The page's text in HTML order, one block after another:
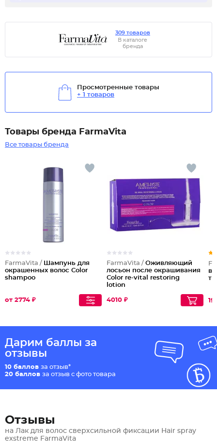
309 товаров
В каталоге
бренда
Просмотренные товары
+ 1 товаров
Товары бренда FarmaVita
Все товары бренда
FarmaVita / Шампунь для
окрашенных волос Color
shampoo
от 2774 ₽
FarmaVita / Оживляющий
лосьон после окрашивания
Color re-vital restoring
lotion
4010 ₽
Дарим баллы за
отзывы
10 баллов за отзыв*
20 баллов за отзыв с фото товара
Отзывы
на Лак для волос сверхсильной фиксации Hair spray
exstreme FarmaVita